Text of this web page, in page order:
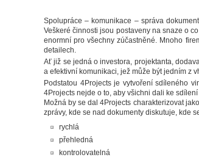
Spolupráce – komunikace – správa
Veškeré činnosti jsou postaveny na snaze o
enormní pro všechny zúčastněné. Mnoho
detailech.
Ať již se jedná o investora, projektanta,
a efektivní komunikaci, jež může být jedním z
Podstatou 4Projects je vytvoření sdíleného
4Projects nejde o to, aby všichni dali ke
Možná by se dal 4Projects charakterizovat
zprávy, kde se nad dokumenty diskutuje, kde
rychlá
přehledná
kontrolovatelná